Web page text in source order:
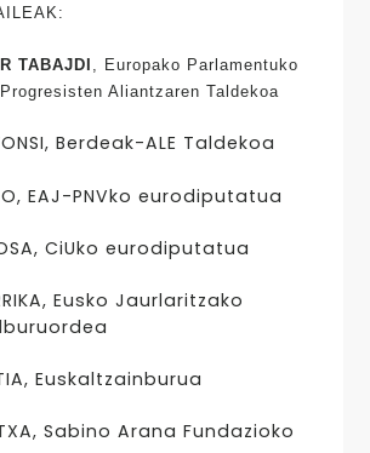
TABAJDI , Europako Parlamentuko
Aliantzaren Taldekoa
Berdeak-ALE Taldekoa
EAJ-PNVko eurodiputatua
CiUko eurodiputatua
Eusko Jaurlaritzako
Euskaltzainburua
Sabino Arana Fundazioko